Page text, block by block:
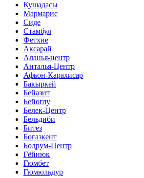
Кушадасы
Мармарис
Сиде
Стамбул
Фетхие
Аксарай
Аланья-центр
Анталья-Центр
Афьон-Карахисар
Бакыркей
Бейазит
Бейоглу
Белек-Центр
Бельдиби
Битез
Богазкент
Бодрум-Центр
Гёйнюк
Гюмбет
Гюмюльдур